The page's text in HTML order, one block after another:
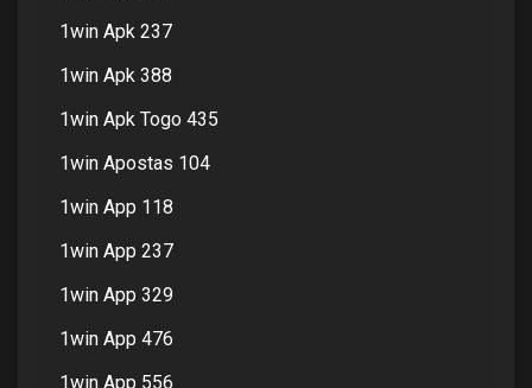
1win Apk 237
1win Apk 388
1win Apk Togo 435
1win Apostas 104
1win App 118
1win App 237
1win App 329
1win App 476
1win App 556